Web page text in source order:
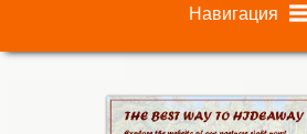
Навигация